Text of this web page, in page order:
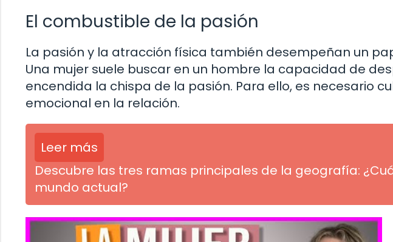
El combustible de la pasión
La pasión y la atracción física también desempeñan un
Una mujer suele buscar en un hombre la capacidad de
encendida la chispa de la pasión. Para ello, es necesario
emocional en la relación.
Leer más
Descubre las tres ramas principales de la geografía:
mundo actual?